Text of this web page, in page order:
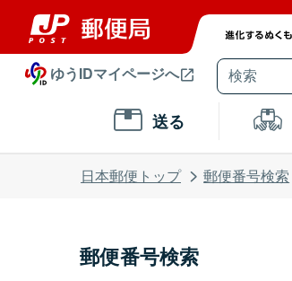
ゆうIDマイページへ
送る
日本郵便トップ 郵便番号検索
郵便番号検索